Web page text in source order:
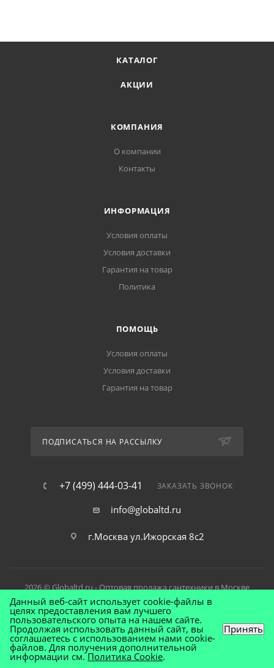
КАТАЛОГ
АКЦИИ
КОМПАНИЯ
О компании
Контакты
ИНФОРМАЦИЯ
Условия оплаты
Условия доставки
Гарантия на товар
Политика
ПОМОЩЬ
Условия оплаты
Условия доставки
Гарантия на товар
ПОДПИСАТЬСЯ НА РАССЫЛКУ
+7 (499) 444-03-41 ЗАКАЗАТЬ ЗВОНОК
info@globaltd.ru
г.Москва ул.Ижорская 8с2
2026 © Globaltd.ru - Оптовая продажа сантехники в Москве
Данный веб-сайт использует cookie-файлы в
целях предоставления вам лучшего
пользовательского опыта на нашем сайте.
Продолжая использовать данный сайт, вы
соглашаетесь с использованием нами cookie-
файлов. Для получения дополнительной
информации см.Политика Cookie.
Принять